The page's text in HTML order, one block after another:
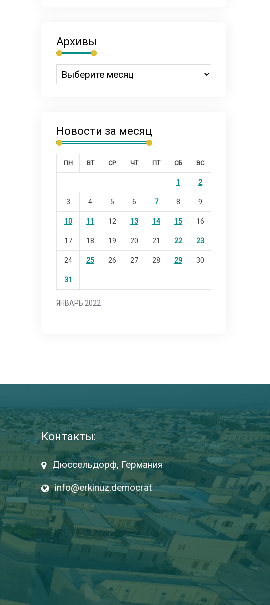
Архивы
Новости за месяц
ЯНВАРЬ 2022
ПН ВТ СР ЧТ ПТ СБ ВС
1 2
3 4 5 6 7 8 9
10 11 12 13 14 15 16
17 18 19 20 21 22 23
24 25 26 27 28 29 30
31
Контакты:
Дюссельдорф, Германия
info@erkinuz.democrat